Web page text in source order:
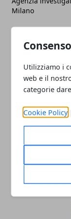
Utilizziamo i
web e il
categorie
Cookie Policy
Milano
ARTICOLI